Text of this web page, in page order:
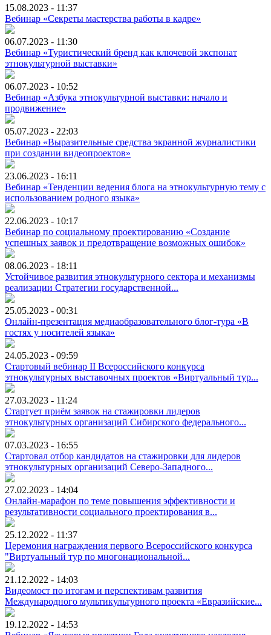
15.08.2023 - 11:37
Вебинар «Секреты мастерства работы в кадре»
06.07.2023 - 11:30
Вебинар «Туристический бренд как ключевой экспонат
этнокультурной выставки»
06.07.2023 - 10:52
Вебинар «Азбука этнокультурной выставки: начало и
продвижение»
05.07.2023 - 22:03
Вебинар «Выразительные средства экранной журналистики
при создании видеопроектов»
23.06.2023 - 16:11
Вебинар «Тенденции ведения блога на этнокультурную тему с
использованием родного языка»
22.06.2023 - 10:17
Вебинар по социальному проектированию «Создание
успешных заявок и предотвращение возможных ошибок»
08.06.2023 - 18:11
Устойчивое развития этнокультурного сектора и механизмы
реализации Стратегии государственной...
25.05.2023 - 00:31
Онлайн-презентация медиаобразовательного блог-тура «В
гостях у носителей языка»
24.05.2023 - 09:59
Стартовый вебинар II Всероссийского конкурса
этнокультурных выставочных проектов «Виртуальный тур...
27.03.2023 - 11:24
Стартует приём заявок на стажировки лидеров
этнокультурных организаций Сибирского федерального...
07.03.2023 - 16:55
Стартовал отбор кандидатов на стажировки для лидеров
этнокультурных организаций Северо-Западного...
27.02.2023 - 14:04
Онлайн-марафон по теме повышения эффективности и
результативности социального проектирования в...
25.12.2022 - 11:37
Церемония награждения первого Всероссийского конкурса
"Виртуальный тур по многонациональной...
21.12.2022 - 14:03
Видеомост по итогам и перспективам развития
Международного мультикультурного проекта «Евразийские...
19.12.2022 - 14:53